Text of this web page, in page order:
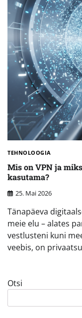
TEHNOLOOGIA
Mis on VPN ja
kasutama?
25. Mai 2026
Tänapäeva
meie elu – alates
vestlusteni kuni
veebis, on
Otsi